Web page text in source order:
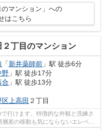
のマンション」への
はこちら
２丁目のマンション
「新井薬師前 」駅 徒歩6分
野 」駅 徒歩17分
合 」駅 徒歩13分
区 上高田 ２丁目
行けます。特徴的な外観と洗練さ
差の移動も気にならないエレベー